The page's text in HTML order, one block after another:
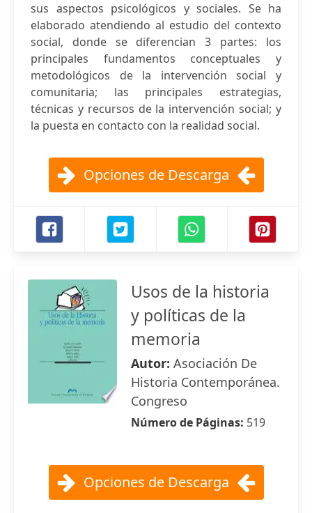
sus aspectos psicológicos y sociales. Se ha
elaborado atendiendo al estudio del contexto
social, donde se diferencian 3 partes: los
principales fundamentos conceptuales y
metodológicos de la intervención social y
comunitaria; las principales estrategias,
técnicas y recursos de la intervención social; y
la puesta en contacto con la realidad social.
Opciones de Descarga
Usos de la historia
y políticas de la
memoria
Autor: Asociación De
Historia Contemporánea.
Congreso
Número de Páginas: 519
Opciones de Descarga